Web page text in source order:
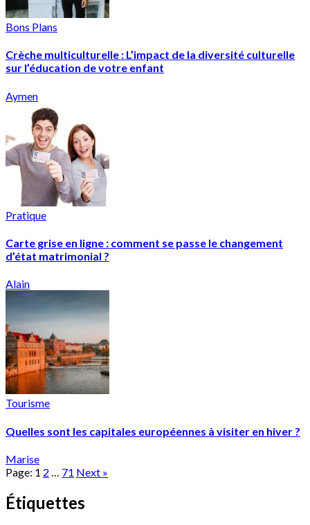
Bons Plans
Crèche multiculturelle : L’impact de la diversité culturelle
sur l’éducation de votre enfant
Aymen
Pratique
Carte grise en ligne : comment se passe le changement
d’état matrimonial ?
Alain
Tourisme
Quelles sont les capitales européennes à visiter en hiver ?
Marise
Page: 1 2 … 71 Next »
Étiquettes